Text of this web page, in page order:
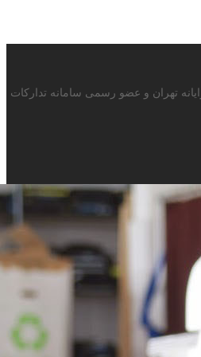
تولید از اتحادیه فناوران رایانه تهران و عضو رسمی سامانه تدارکات